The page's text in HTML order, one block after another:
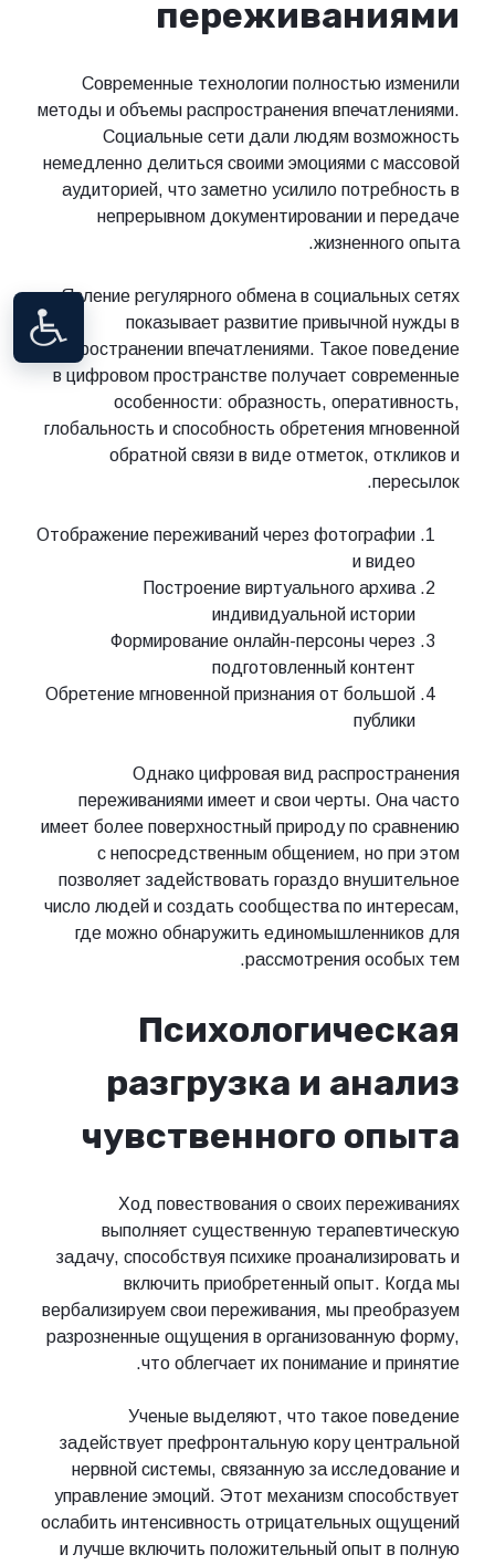
переживаниями
Современные технологии полностью изменили
методы и объемы распространения впечатлениями.
Социальные сети дали людям возможность
немедленно делиться своими эмоциями с массовой
аудиторией, что заметно усилило потребность в
непрерывном документировании и передаче
жизненного опыта.
Явление регулярного обмена в социальных сетях
показывает развитие привычной нужды в
распространении впечатлениями. Такое поведение
в цифровом пространстве получает современные
особенности: образность, оперативность,
глобальность и способность обретения мгновенной
обратной связи в виде отметок, откликов и
пересылок.
Отображение переживаний через фотографии
и видео
Построение виртуального архива
индивидуальной истории
Формирование онлайн-персоны через
подготовленный контент
Обретение мгновенной признания от большой
публики
Однако цифровая вид распространения
переживаниями имеет и свои черты. Она часто
имеет более поверхностный природу по сравнению
с непосредственным общением, но при этом
позволяет задействовать гораздо внушительное
число людей и создать сообщества по интересам,
где можно обнаружить единомышленников для
рассмотрения особых тем.
Психологическая
разгрузка и анализ
чувственного опыта
Ход повествования о своих переживаниях
выполняет существенную терапевтическую
задачу, способствуя психике проанализировать и
включить приобретенный опыт. Когда мы
вербализируем свои переживания, мы преобразуем
разрозненные ощущения в организованную форму,
что облегчает их понимание и принятие.
Ученые выделяют, что такое поведение
задействует префронтальную кору центральной
нервной системы, связанную за исследование и
управление эмоций. Этот механизм способствует
ослабить интенсивность отрицательных ощущений
и лучше включить положительный опыт в полную